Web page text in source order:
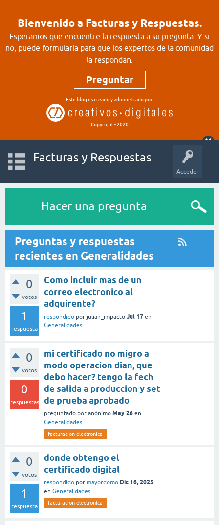
Bienvenido a Facturas y Respuestas.
Esperamos que encuentre la respuesta a su pregunta. Y si
no, puede formularla para que los expertos de la comunidad
la respondan.
Preguntar
Este blog es creado y administrado por:
Copyright - 2020
Acceder
Facturas y Respuestas
Hacer una pregunta
Preguntas y respuestas
recientes en Generalidades
0
votos
1
respuesta
Como incluir mas de un
correo electronico al
adquirente?
respondido por julian_impacto Jul 17 en
Generalidades
0
votos
0
respuestas
mi certificado no migro a
modo operacion dian, que
debo hacer? tengo la fech
de salida a produccion y set
de prueba aprobado
preguntado por anónimo May 26 en
Generalidades
facturacion-electronica
0
votos
1
respuesta
donde obtengo el
certificado digital
respondido por mayordomo Dic 16, 2025
en Generalidades
facturacion-electronica